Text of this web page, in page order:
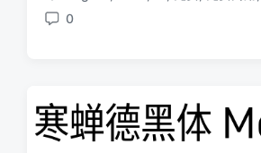
日
签
评
0